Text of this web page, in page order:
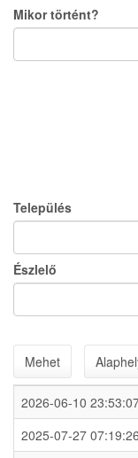
Mikor történt?
Település
Észlelő
Mehet
2026-06-10
2025-07-27 07:19:26